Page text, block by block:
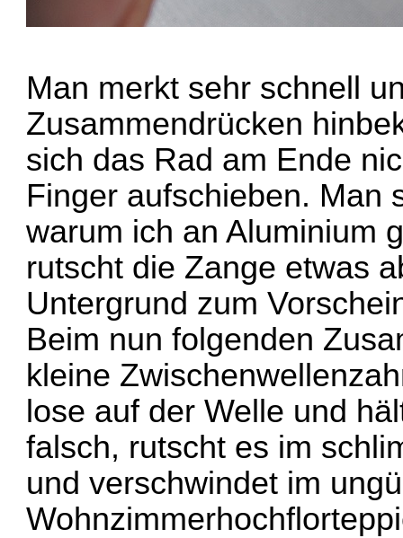
Man merkt sehr schnell
Zusammendrücken
sich das Rad am Ende
Finger aufschieben. Man
warum ich an Aluminium
rutscht die Zange etwas
Untergrund zum
Beim nun folgenden
kleine
lose auf der Welle und
falsch, rutscht es im
und verschwindet im